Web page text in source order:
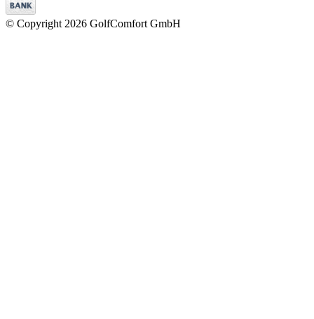
© Copyright 2026 GolfComfort GmbH